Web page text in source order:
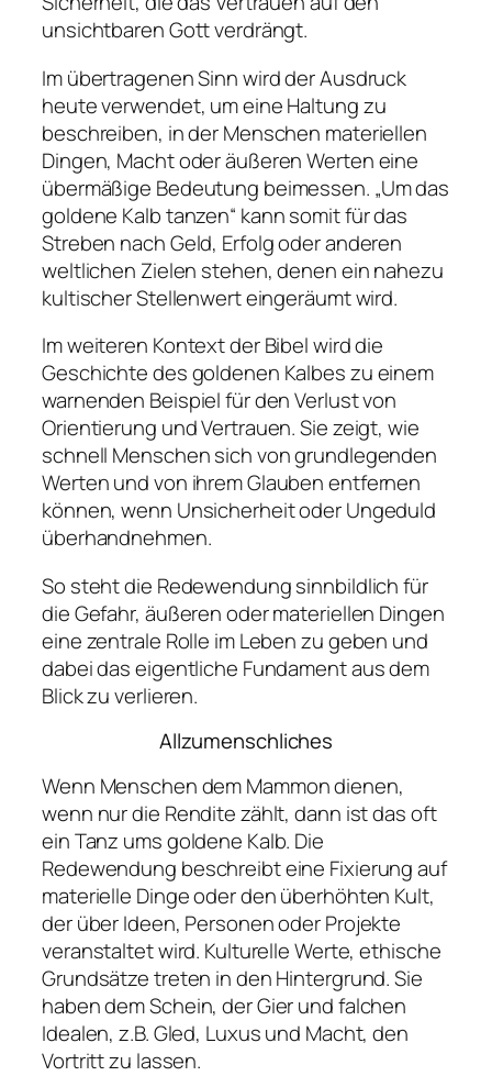
unsichtbaren Gott verdrängt.
Im übertragenen Sinn wird der Ausdruck
heute verwendet, um eine Haltung zu
beschreiben, in der Menschen materiellen
Dingen, Macht oder äußeren Werten eine
übermäßige Bedeutung beimessen. „Um das
goldene Kalb tanzen“ kann somit für das
Streben nach Geld, Erfolg oder anderen
weltlichen Zielen stehen, denen ein nahezu
kultischer Stellenwert eingeräumt wird.
Im weiteren Kontext der Bibel wird die
Geschichte des goldenen Kalbes zu einem
warnenden Beispiel für den Verlust von
Orientierung und Vertrauen. Sie zeigt, wie
schnell Menschen sich von grundlegenden
Werten und von ihrem Glauben entfernen
können, wenn Unsicherheit oder Ungeduld
überhandnehmen.
So steht die Redewendung sinnbildlich für
die Gefahr, äußeren oder materiellen Dingen
eine zentrale Rolle im Leben zu geben und
dabei das eigentliche Fundament aus dem
Blick zu verlieren.
Allzumenschliches
Wenn Menschen dem Mammon dienen,
wenn nur die Rendite zählt, dann ist das oft
ein Tanz ums goldene Kalb. Die
Redewendung beschreibt eine Fixierung auf
materielle Dinge oder den überhöhten Kult,
der über Ideen, Personen oder Projekte
veranstaltet wird. Kulturelle Werte, ethische
Grundsätze treten in den Hintergrund. Sie
haben dem Schein, der Gier und falchen
Idealen, z.B. Gled, Luxus und Macht, den
Vortritt zu lassen.